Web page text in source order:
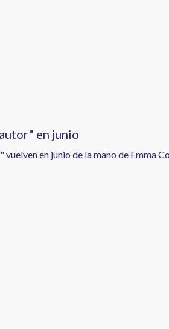
en junio
vuelven en junio de la mano de Emma